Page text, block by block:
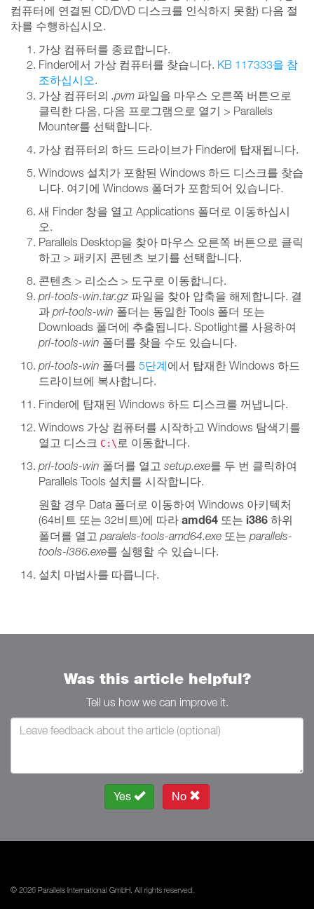
컴퓨터에 연결된 CD/DVD 디스크를 인식하지 못함) 다음 절
차를 수행하십시오.
가상 컴퓨터를 종료합니다.
Finder에서 가상 컴퓨터를 찾습니다. KB 117333을 참
조하십시오
가상 컴퓨터의 .pvm 파일을 마우스 오른쪽 버튼으로
클릭한 다음, 다음 프로그램으로 열기 > Parallels
Mounter를 선택합니다.
가상 컴퓨터의 하드 드라이브가 Finder에 탑재됩니다.
Windows 설치가 포함된 Windows 하드 디스크를 찾습
니다. 여기에 Windows 폴더가 포함되어 있습니다.
새 Finder 창을 열고 Applications 폴더로 이동하십시
오.
Parallels Desktop을 찾아 마우스 오른쪽 버튼으로 클릭
하고 > 패키지 콘텐츠 보기를 선택합니다.
콘텐츠 > 리소스 > 도구로 이동합니다.
prl-tools-win.tar.gz 파일을 찾아 압축을 해제합니다. 결
과 prl-tools-win 폴더는 동일한 Tools 폴더 또는
Downloads 폴더에 추출됩니다. Spotlight를 사용하여
prl-tools-win 폴더를 찾을 수도 있습니다.
prl-tools-win 폴더를 5단계에서 탑재한 Windows 하드
드라이브에 복사합니다.
Finder에 탑재된 Windows 하드 디스크를 꺼냅니다.
Windows 가상 컴퓨터를 시작하고 Windows 탐색기를
열고 디스크 C:\ 로 이동합니다.
prl-tools-win 폴더를 열고 setup.exe를 두 번 클릭하여
Parallels Tools 설치를 시작합니다.
원할 경우 Data 폴더로 이동하여 Windows 아키텍처
(64비트 또는 32비트)에 따라 amd64 또는 i386 하위
폴더를 열고 paralels-tools-amd64.exe 또는 parallels-
tools-i386.exe를 실행할 수 있습니다.
설치 마법사를 따릅니다.
Was this article helpful?
Tell us how we can improve it.
Yes No
© 2026 Parallels International GmbH. All rights reserved.